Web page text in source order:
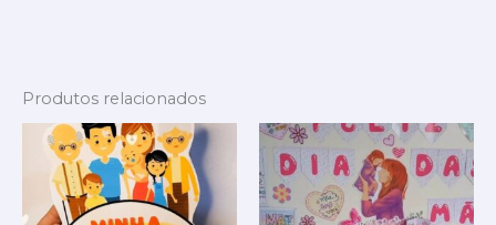
Produtos relacionados